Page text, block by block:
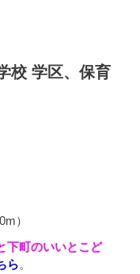
校 学区、保育
）
下町のいいとこど
ら。